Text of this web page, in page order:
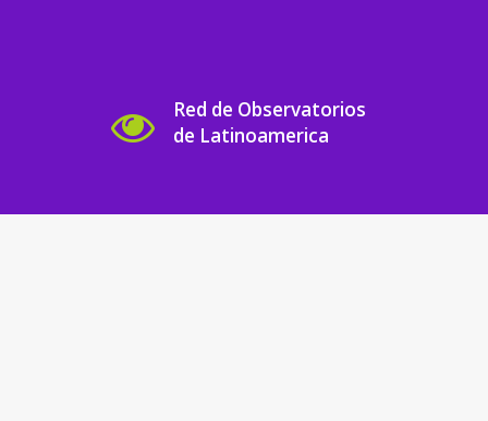
Red de Observatorios
de Latinoamerica